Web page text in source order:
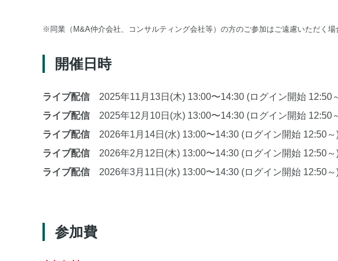
※同業（M&A仲介会社、コンサルティング会社等）の方のご参加はご遠慮いただく場
開催日時
ライブ配信 2025年11月13日(木) 13:00〜14:30 (ログイン開始 12:50
ライブ配信 2025年12月10日(水) 13:00〜14:30 (ログイン開始 12:50
ライブ配信 2026年1月14日(水) 13:00〜14:30 (ログイン開始 12:50～
ライブ配信 2026年2月12日(木) 13:00〜14:30 (ログイン開始 12:50～
ライブ配信 2026年3月11日(水) 13:00〜14:30 (ログイン開始 12:50～
参加費